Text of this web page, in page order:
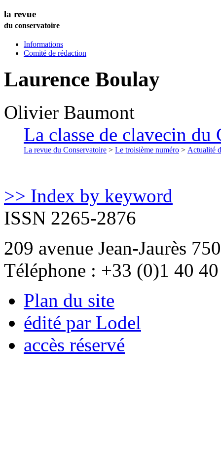
la revue
du conservatoire
Informations
Comité de rédaction
Laurence Boulay
Olivier Baumont
La classe de clavecin du
La revue du Conservatoire > Le troisième numéro > Actualité
>> Index by keyword
ISSN 2265-2876
209 avenue Jean-Jaurès
Téléphone : +33 (0)1 40
Plan du site
édité par Lodel
accès réservé